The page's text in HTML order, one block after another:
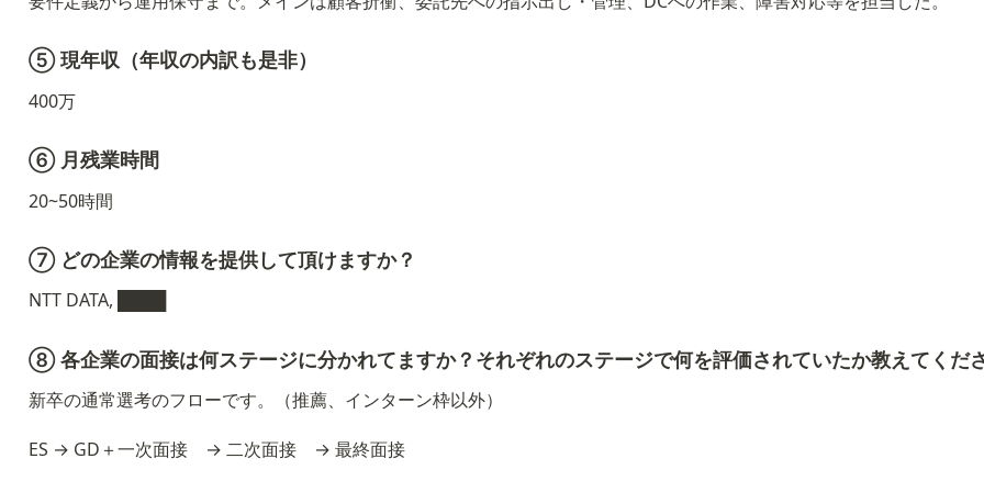
⑤ 現年収（年収の内訳も是非）
400万
⑥ 月残業時間
20~50時間
⑦ どの企業の情報を提供して頂けますか？
NTT DATA, ████
⑧ 各企業の面接は何ステージに分かれてますか？それぞれのステージで何を評価されていたか教えてくだ
新卒の通常選考のフローです。（推薦、インターン枠以外）
ES → GD＋一次面接　→ 二次面接　→ 最終面接